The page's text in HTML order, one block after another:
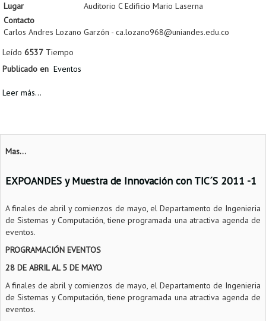
Lugar
Auditorio C Edificio Mario Laserna
Contacto
Carlos Andres Lozano Garzón - ca.lozano968@uniandes.edu.co
Leído 6537 Tiempo
Publicado en Eventos
Leer más...
Mas...
EXPOANDES y Muestra de Innovación con TIC´S 2011 -1
A finales de abril y comienzos de mayo, el Departamento de Ingenieria
de Sistemas y Computación, tiene programada una atractiva agenda de
eventos.
PROGRAMACIÓN EVENTOS
28 DE ABRIL AL 5 DE MAYO
A finales de abril y comienzos de mayo, el Departamento de Ingenieria
de Sistemas y Computación, tiene programada una atractiva agenda de
eventos.